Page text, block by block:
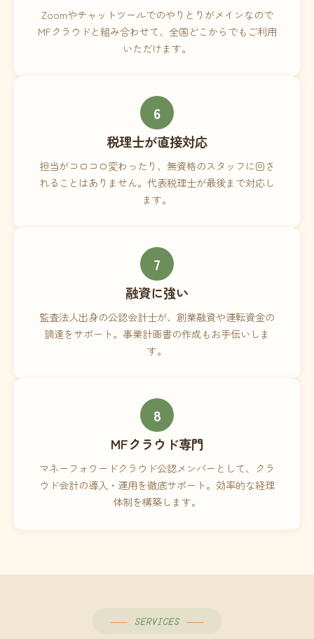
Zoomやチャットツールでのやりとりがメインなので
MFクラウドと組み合わせて、全国どこからでもご利用
いただけます。
6
税理士が直接対応
担当がコロコロ変わったり、無資格のスタッフに回さ
れることはありません。代表税理士が最後まで対応し
ます。
7
融資に強い
監査法人出身の公認会計士が、創業融資や運転資金の
調達をサポート。事業計画書の作成もお手伝いしま
す。
8
MFクラウド専門
マネーフォワードクラウド公認メンバーとして、クラ
ウド会計の導入・運用を徹底サポート。効率的な経理
体制を構築します。
SERVICES